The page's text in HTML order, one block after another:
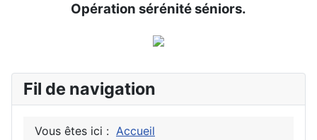
Fil de navigation
Vous êtes ici : Accueil
Opération sérénité séniors.